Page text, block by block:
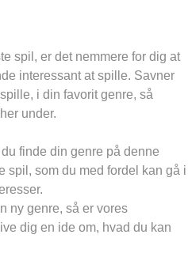
spil, er det nemmere for dig at
interessant at spille. Savner
i din favorit genre, så
under.
finde din genre på denne
som du med fordel kan gå i
ny genre, så er vores
dig en ide om, hvad du kan